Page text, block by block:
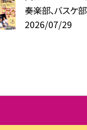
奏楽部、バスケ部
2026/07/29